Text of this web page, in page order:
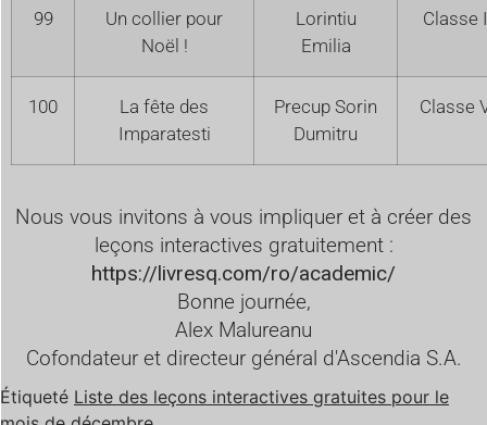
99
Un collier pour
Noël !
Lorintiu
Emilia
Classe
100
La fête des
Imparatesti
Precup Sorin
Dumitru
Classe
Nous vous invitons à vous impliquer et à créer des
leçons interactives gratuitement :
https://livresq.com/ro/academic/
Bonne journée,
Alex Malureanu
Cofondateur et directeur général d'Ascendia S.A.
Étiqueté Liste des leçons interactives gratuites pour le